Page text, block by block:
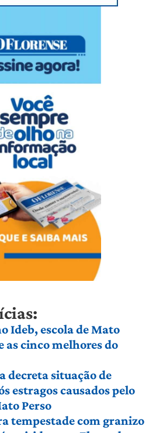
Ideb, escola de Mato
as cinco melhores do
decreta situação de
estragos causados pelo
Perso
tempestade com granizo